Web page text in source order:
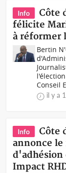
Info
Côte
félicite
à réformer
Bertin
Conseil
il y a
Info
Côte
annonce
Impact